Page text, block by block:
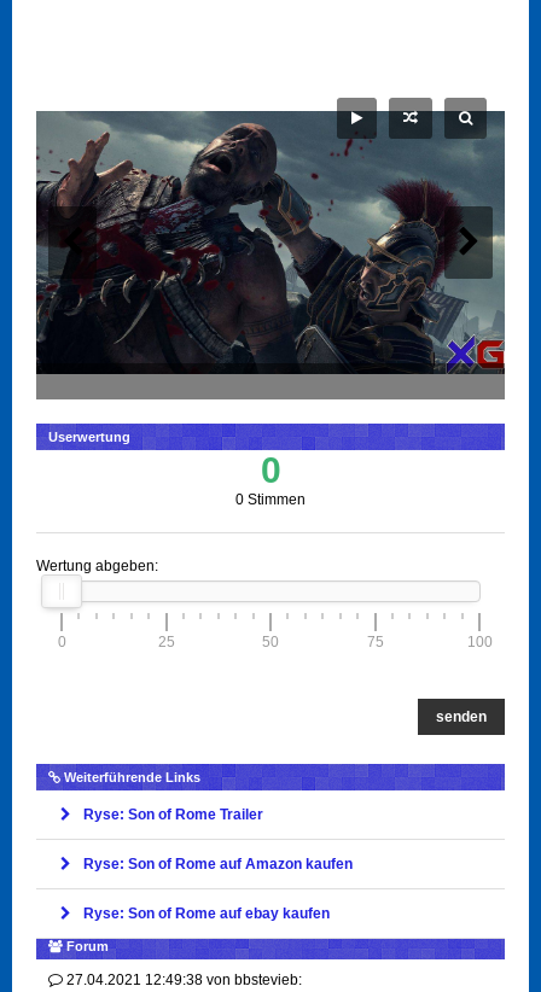
Userwertung
0
0 Stimmen
Wertung abgeben:
0 25 50 75 100
senden
Weiterführende Links
Ryse: Son of Rome Trailer
Ryse: Son of Rome auf Amazon kaufen
Ryse: Son of Rome auf ebay kaufen
Forum
27.04.2021 12:49:38 von bbstevieb: